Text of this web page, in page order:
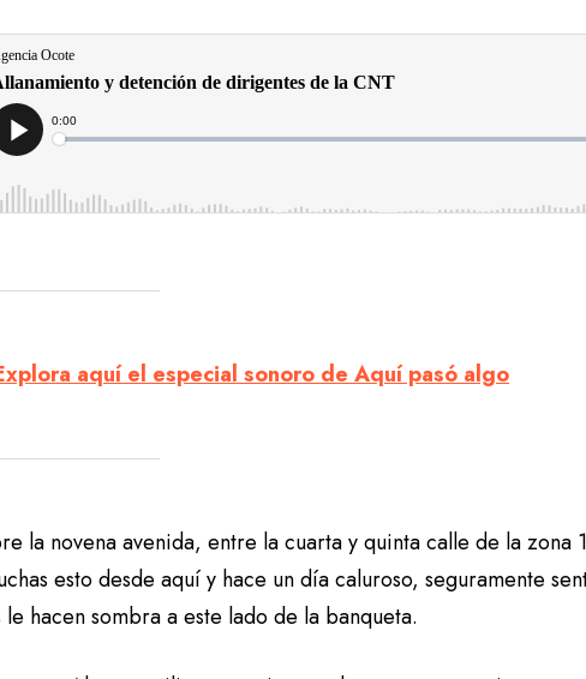
aquí el especial sonoro de Aquí pasó algo
la novena avenida, entre la cuarta y quinta calle de la zona
esto desde aquí y hace un día caluroso, seguramente
hacen sombra a este lado de la banqueta.